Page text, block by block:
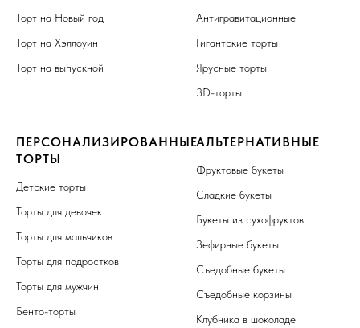
Торт на Новый год
Торт на Хэллоуин
Торт на выпускной
Антигравитационные
Гигантские торты
Ярусные торты
3D-торты
ПЕРСОНАЛИЗИРОВАННЫЕ
ТОРТЫ
Детские торты
Торты для девочек
Торты для мальчиков
Торты для подростков
Торты для мужчин
Бенто-торты
АЛЬТЕРНАТИВНЫЕ
Фруктовые букеты
Сладкие букеты
Букеты из сухофруктов
Зефирные букеты
Съедобные букеты
Съедобные корзины
Клубника в шоколаде